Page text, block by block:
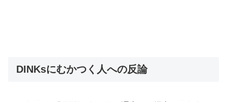
DINKsにむかつく人への反論